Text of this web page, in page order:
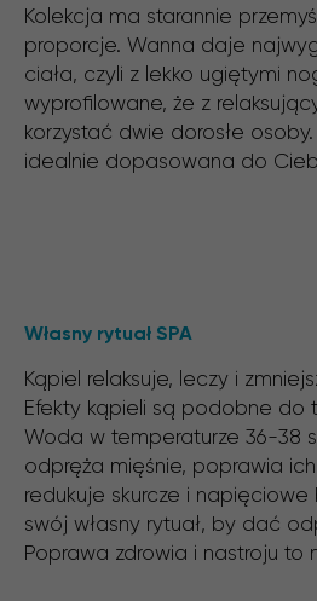
Kolekcja ma starannie
proporcje. Wanna daje
ciała, czyli z lekko ugiętymi
wyprofilowane, że z
korzystać dwie dorosłe osoby.
idealnie dopasowana do
Własny rytuał SPA
Kąpiel relaksuje, leczy i
Efekty kąpieli są podobne do
Woda w temperaturze 36-38
odpręża mięśnie, poprawia
redukuje skurcze i napięciowe
swój własny rytuał, by dać
Poprawa zdrowia i nastroju to